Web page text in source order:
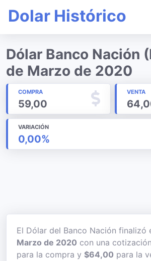
Dolar Histórico
Dólar Banco Nación
de Marzo de 2020
COMPRA
59,00
VENTA
VARIACIÓN
0,00%
El Dólar del Banco Nación finalizó
Marzo de 2020 con una
para la compra y $64,00 para la